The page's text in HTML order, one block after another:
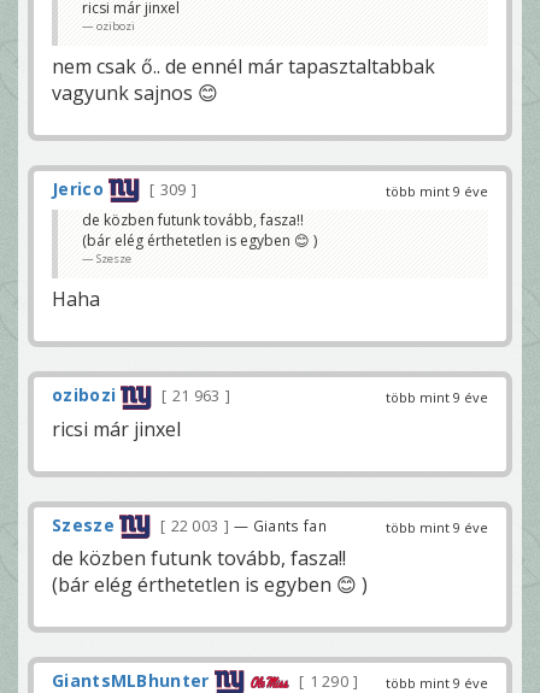
ricsi már jinxel
ozibozi
nem csak ő.. de ennél már tapasztaltabbak
vagyunk sajnos 😊
több mint 9 éve
Jerico
309
de közben futunk tovább, fasza!!
(bár elég érthetetlen is egyben 😊 )
Szesze
Haha
több mint 9 éve
ozibozi 21 963
ricsi már jinxel
több mint 9 éve
Szesze 22 003 — Giants fan
de közben futunk tovább, fasza!!
(bár elég érthetetlen is egyben 😊 )
több mint 9 éve
GiantsMLBhunter
1 290